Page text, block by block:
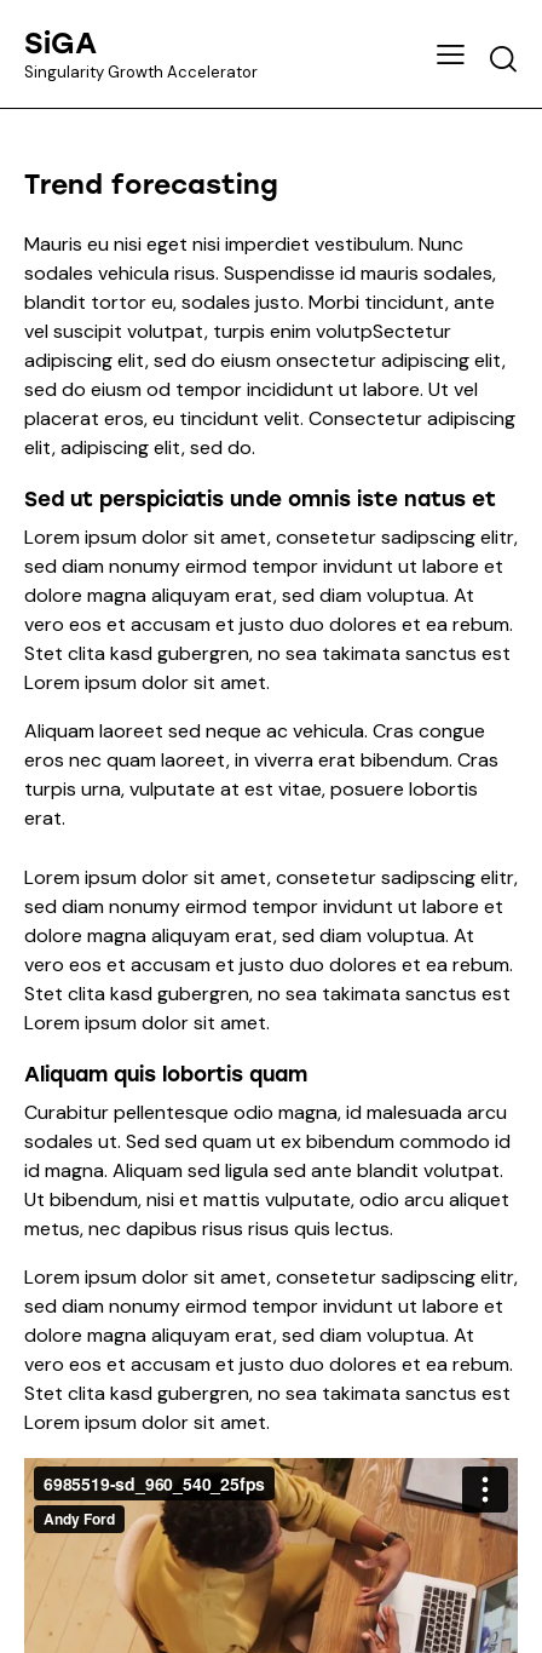
SiGA
Singularity Growth Accelerator
Trend forecasting
Mauris eu nisi eget nisi imperdiet vestibulum. Nunc
sodales vehicula risus. Suspendisse id mauris sodales,
blandit tortor eu, sodales justo. Morbi tincidunt, ante
vel suscipit volutpat, turpis enim volutpSectetur
adipiscing elit, sed do eiusm onsectetur adipiscing elit,
sed do eiusm od tempor incididunt ut labore. Ut vel
placerat eros, eu tincidunt velit. Consectetur adipiscing
elit, adipiscing elit, sed do.
Sed ut perspiciatis unde omnis iste natus et
Lorem ipsum dolor sit amet, consetetur sadipscing elitr,
sed diam nonumy eirmod tempor invidunt ut labore et
dolore magna aliquyam erat, sed diam voluptua. At
vero eos et accusam et justo duo dolores et ea rebum.
Stet clita kasd gubergren, no sea takimata sanctus est
Lorem ipsum dolor sit amet.
Aliquam laoreet sed neque ac vehicula. Cras congue
eros nec quam laoreet, in viverra erat bibendum. Cras
turpis urna, vulputate at est vitae, posuere lobortis
erat.
Lorem ipsum dolor sit amet, consetetur sadipscing elitr,
sed diam nonumy eirmod tempor invidunt ut labore et
dolore magna aliquyam erat, sed diam voluptua. At
vero eos et accusam et justo duo dolores et ea rebum.
Stet clita kasd gubergren, no sea takimata sanctus est
Lorem ipsum dolor sit amet.
Aliquam quis lobortis quam
Curabitur pellentesque odio magna, id malesuada arcu
sodales ut. Sed sed quam ut ex bibendum commodo id
id magna. Aliquam sed ligula sed ante blandit volutpat.
Ut bibendum, nisi et mattis vulputate, odio arcu aliquet
metus, nec dapibus risus risus quis lectus.
Lorem ipsum dolor sit amet, consetetur sadipscing elitr,
sed diam nonumy eirmod tempor invidunt ut labore et
dolore magna aliquyam erat, sed diam voluptua. At
vero eos et accusam et justo duo dolores et ea rebum.
Stet clita kasd gubergren, no sea takimata sanctus est
Lorem ipsum dolor sit amet.